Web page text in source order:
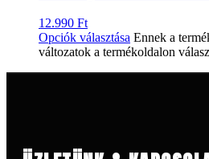
12.990 Ft
Opciók választása Ennek a
változatok a termékoldalon